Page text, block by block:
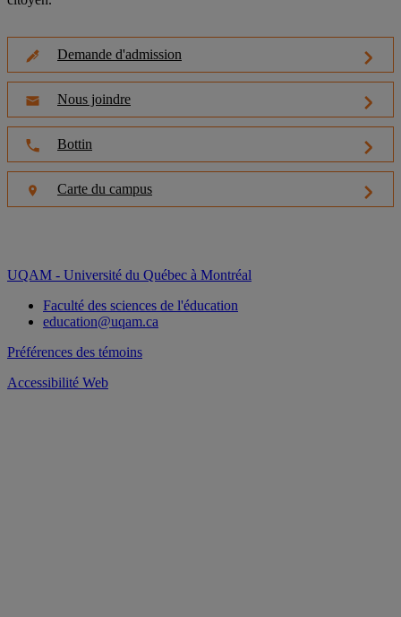
Demande d'admission
Nous joindre
Bottin
Carte du campus
UQAM - Université du Québec à Montréal
Faculté des sciences de l'éducation
education@uqam.ca
Préférences des témoins
Accessibilité Web